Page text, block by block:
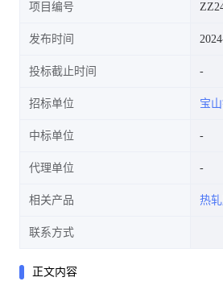
项目编号
发布时间
投标截止时间
招标单位 宝
中标单位
代理单位
相关产品 热
联系方式
正文内容